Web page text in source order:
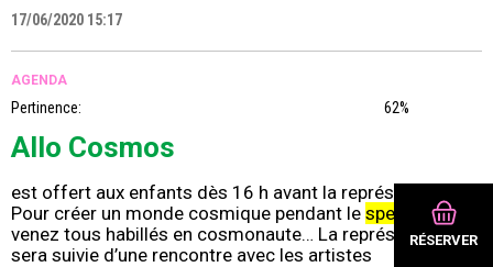
RÉSERVER
17/06/2020 15:17
AGENDA
Pertinence: 62%
Allo Cosmos
est offert aux enfants dès 16 h avant la représentation
Pour créer un monde cosmique pendant le spectacle,
venez tous habillés en cosmonaute… La représentation
sera suivie d’une rencontre avec les artistes